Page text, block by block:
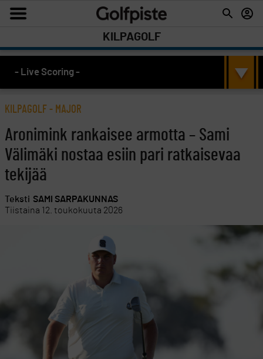
KILPAGOLF
- Live Scoring -
KILPAGOLF - MAJOR
Aronimink rankaisee armotta – Sami
Välimäki nostaa esiin pari ratkaisevaa
tekijää
Teksti SAMI SARPAKUNNAS
Tiistaina 12. toukokuuta 2026